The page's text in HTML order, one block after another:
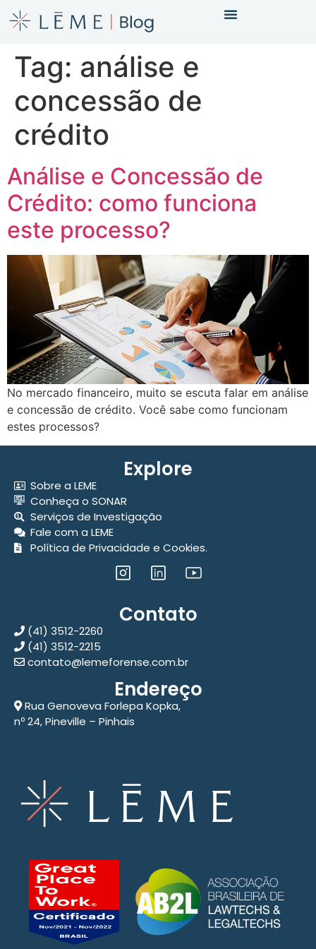
Tag: análise e
concessão de
crédito
Análise e Concessão de
Crédito: como funciona
este processo?
No mercado financeiro, muito se escuta falar em análise
e concessão de crédito. Você sabe como funcionam
estes processos?
Explore
Sobre a LEME
Conheça o SONAR
Serviços de Investigação
Fale com a LEME
Política de Privacidade e Cookies.
Contato
(41) 3512-2260
(41) 3512-2215
contato@lemeforense.com.br
Endereço
Rua Genoveva Forlepa Kopka,
nº 24, Pineville – Pinhais